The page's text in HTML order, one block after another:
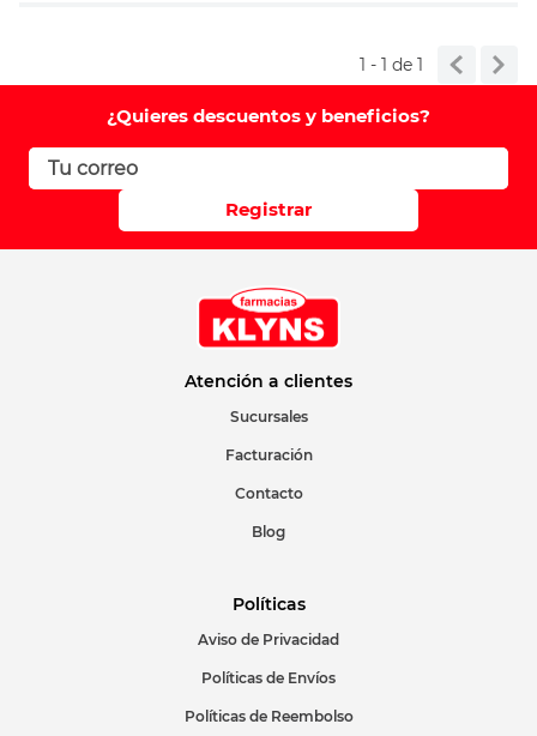
Correo electrónico
Escribir comentario
ENVIAR COMENTARIO
1 - 1de 1
¿Quieres descuentos y beneficios?
Registrar
Atención a clientes
Sucursales
Facturación
Contacto
Blog
Políticas
Aviso de Privacidad
Políticas de Envíos
Políticas de Reembolso